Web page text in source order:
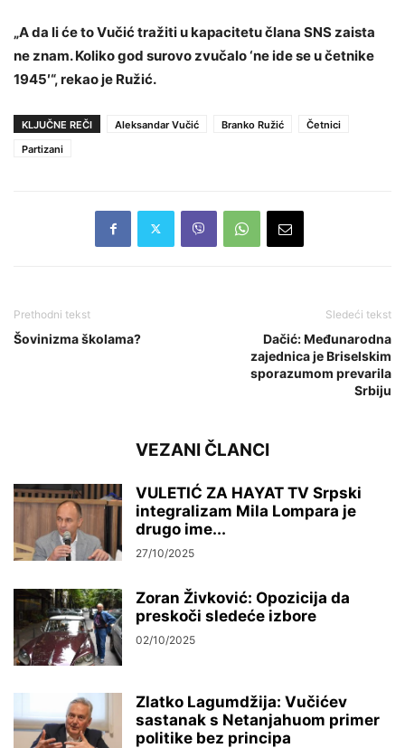
„A da li će to Vučić tražiti u kapacitetu člana SNS zaista
ne znam. Koliko god surovo zvučalo ‘ne ide se u četnike
1945′“, rekao je Ružić.
KLJUČNE REČI Aleksandar Vučić Branko Ružić
Četnici
Partizani
Prethodni tekst
Šovinizma školama?
Sledeći tekst
Dačić: Međunarodna
zajednica je Briselskim
sporazumom prevarila
Srbiju
VEZANI ČLANCI
VULETIĆ ZA HAYAT TV Srpski
integralizam Mila Lompara je
drugo ime...
27/10/2025
Zoran Živković: Opozicija da
preskoči sledeće izbore
02/10/2025
Zlatko Lagumdžija: Vučićev
sastanak s Netanjahuom primer
politike bez principa